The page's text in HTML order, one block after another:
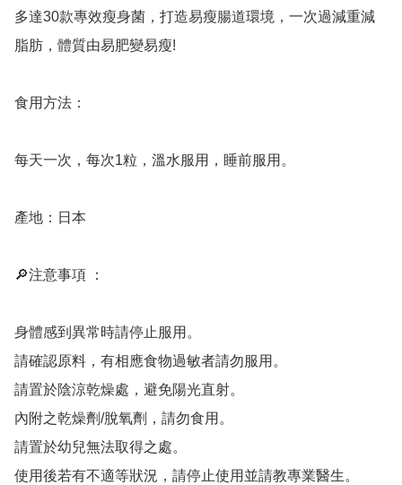
多達30款專效瘦身菌，打造易瘦腸道環境，一次過減重減
脂肪，體質由易肥變易瘦!
食用方法：
每天一次，每次1粒，溫水服用，睡前服用。
產地：日本
🔎注意事項 ：
身體感到異常時請停止服用。
請確認原料，有相應食物過敏者請勿服用。
請置於陰涼乾燥處，避免陽光直射。
內附之乾燥劑/脫氧劑，請勿食用。
請置於幼兒無法取得之處。
使用後若有不適等狀況，請停止使用並請教專業醫生。